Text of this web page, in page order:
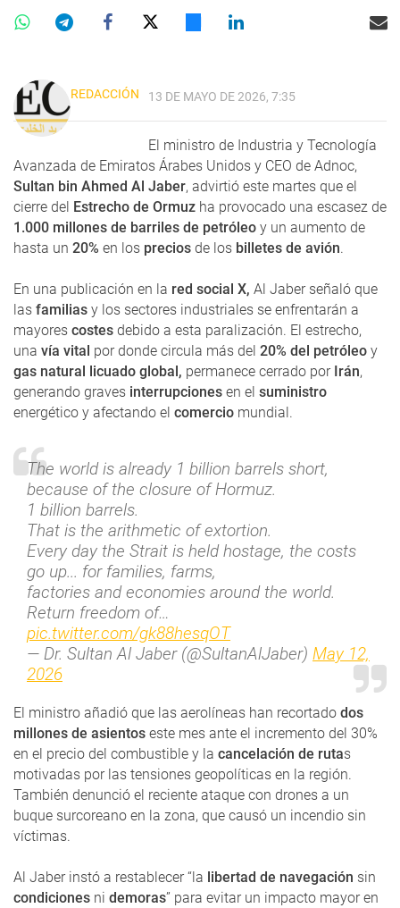
REDACCIÓN 13 DE MAYO DE 2026, 7:35
El ministro de Industria y Tecnología
Avanzada de Emiratos Árabes Unidos y CEO de Adnoc,
Sultan bin Ahmed Al Jaber, advirtió este martes que el
cierre del Estrecho de Ormuz ha provocado una escasez de
1.000 millones de barriles de petróleo y un aumento de
hasta un 20% en los precios de los billetes de avión.
En una publicación en la red social X, Al Jaber señaló que
las familias y los sectores industriales se enfrentarán a
mayores costes debido a esta paralización. El estrecho,
una vía vital por donde circula más del 20% del petróleo y
gas natural licuado global, permanece cerrado por Irán,
generando graves interrupciones en el suministro
energético y afectando el comercio mundial.
The world is already 1 billion barrels short,
because of the closure of Hormuz.
1 billion barrels.
That is the arithmetic of extortion.
Every day the Strait is held hostage, the costs
go up... for families, farms,
factories and economies around the world.
Return freedom of…
pic.twitter.com/gk88hesqOT
— Dr. Sultan Al Jaber (@SultanAlJaber) May 12,
2026
El ministro añadió que las aerolíneas han recortado dos
millones de asientos este mes ante el incremento del 30%
en el precio del combustible y la cancelación de rutas
motivadas por las tensiones geopolíticas en la región.
También denunció el reciente ataque con drones a un
buque surcoreano en la zona, que causó un incendio sin
víctimas.
Al Jaber instó a restablecer “la libertad de navegación sin
condiciones ni demoras” para evitar un impacto mayor en